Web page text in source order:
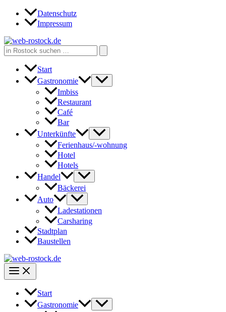
Zum
Inhalt
Datenschutz
Impressum
Search
for:
Start
Gastronomie
Imbiss
Restaurant
Café
Bar
Unterkünfte
Ferienhaus/-wohnung
Hotel
Hotels
Handel
Bäckerei
Auto
Ladestationen
Carsharing
Stadtplan
Baustellen
Start
Gastronomie